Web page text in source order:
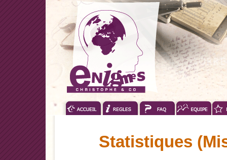
Statistiques